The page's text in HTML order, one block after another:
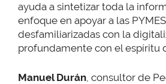
ayuda a sintetizar toda la
enfoque en apoyar a las
desfamiliarizadas con la
profundamente con el espíritu
Manuel Durán , consultor de